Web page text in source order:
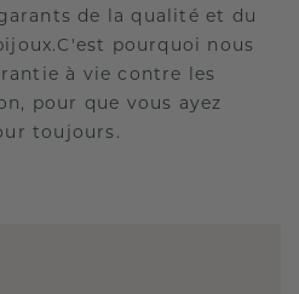
de la qualité et du
pourquoi nous
à vie contre les
pour que vous ayez
toujours.